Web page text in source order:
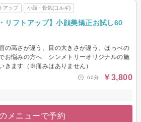
アップ 小顔・骨気(コルギ)
リフトアップ】小顔美矯正お試し60
の高さが違う、目の大きさが違う、ほっぺの
お悩みの方へ シンメトリーオリジナルの施
きます（※痛みはありません）
60分 ￥3,800
メニューで予約